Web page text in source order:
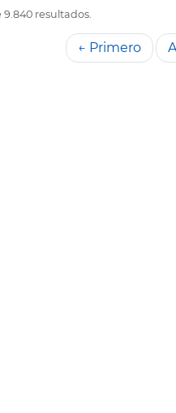
9.840 resultados.
← Primero